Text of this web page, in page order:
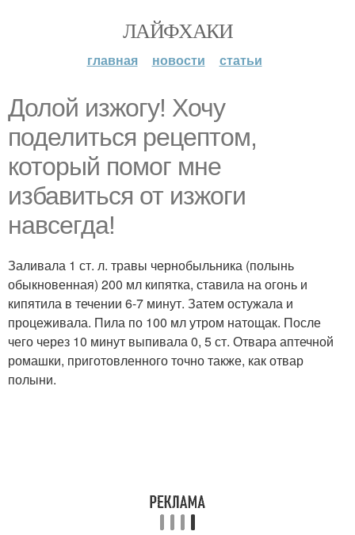
ЛАЙФХАКИ
главная новости статьи
Долой изжогу! Хочу
поделиться рецептом,
который помог мне
избавиться от изжоги
навсегда!
Заливала 1 ст. л. травы чернобыльника (полынь
обыкновенная) 200 мл кипятка, ставила на огонь и
кипятила в течении 6-7 минут. Затем остужала и
процеживала. Пила по 100 мл утром натощак. После
чего через 10 минут выпивала 0, 5 ст. Отвара аптечной
ромашки, приготовленного точно также, как отвар
полыни.